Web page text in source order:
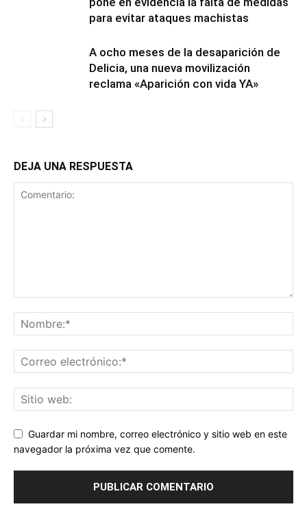
para evitar ataques machistas
A ocho meses de la desaparición de
Delicia, una nueva movilización
reclama «Aparición con vida YA»
DEJA UNA RESPUESTA
Guardar mi nombre, correo electrónico y sitio web en este
navegador la próxima vez que comente.